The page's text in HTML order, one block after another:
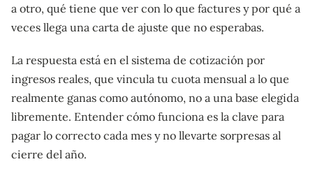
a otro, qué tiene que ver con lo que factures y por qué a
veces llega una carta de ajuste que no esperabas.
La respuesta está en el sistema de cotización por
ingresos reales, que vincula tu cuota mensual a lo que
realmente ganas como autónomo, no a una base elegida
libremente. Entender cómo funciona es la clave para
pagar lo correcto cada mes y no llevarte sorpresas al
cierre del año.